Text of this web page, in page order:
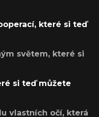
které si teď
světem, které si
si teď můžete
vlastních očí, která